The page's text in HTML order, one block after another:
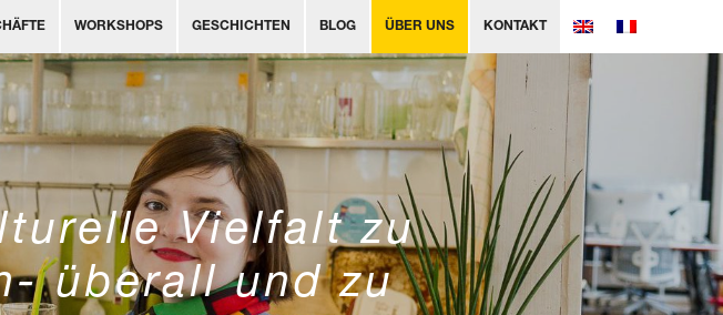
WORKSHOPS GESCHICHTEN BLOG ÜBER UNS KONTAKT
Vielfalt zu
überall und zu